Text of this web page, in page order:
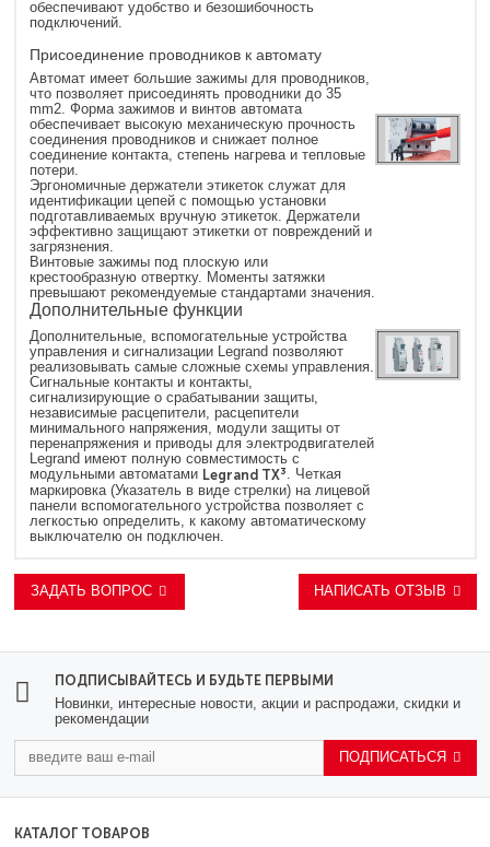
обеспечивают удобство и безошибочность
подключений.
Присоединение проводников к автомату
Автомат имеет большие зажимы для проводников,
что позволяет присоединять проводники до 35
mm2. Форма зажимов и винтов автомата
обеспечивает высокую механическую прочность
соединения проводников и снижает полное
соединение контакта, степень нагрева и тепловые
потери.
Эргономичные держатели этикеток служат для
идентификации цепей с помощью установки
подготавливаемых вручную этикеток. Держатели
эффективно защищают этикетки от повреждений и
загрязнения.
Винтовые зажимы под плоскую или
крестообразную отвертку. Моменты затяжки
превышают рекомендуемые стандартами значения.
Дополнительные функции
Дополнительные, вспомогательные устройства
управления и сигнализации Legrand позволяют
реализовывать самые сложные схемы управления.
Сигнальные контакты и контакты,
сигнализирующие о срабатывании защиты,
независимые расцепители, расцепители
минимального напряжения, модули защиты от
перенапряжения и приводы для электродвигателей
Legrand имеют полную совместимость с
модульными автоматами Legrand TX³. Четкая
маркировка (Указатель в виде стрелки) на лицевой
панели вспомогательного устройства позволяет с
легкостью определить, к какому автоматическому
выключателю он подключен.
ЗАДАТЬ ВОПРОС НАПИСАТЬ ОТЗЫВ
ПОДПИСЫВАЙТЕСЬ И БУДЬТЕ ПЕРВЫМИ
Новинки, интересные новости, акции и распродажи, скидки и
рекомендации
ПОДПИСАТЬСЯ
КАТАЛОГ ТОВАРОВ